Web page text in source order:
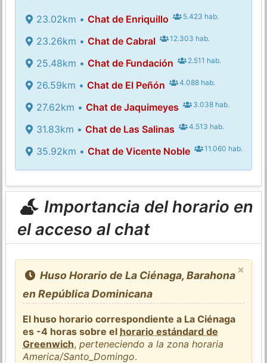
23.02km • Chat de Enriquillo 5.423 hab.
23.26km • Chat de Cabral 12.303 hab.
25.48km • Chat de Fundación 2.511 hab.
26.59km • Chat de El Peñón 4.088 hab.
27.62km • Chat de Jaquimeyes 3.038 hab.
31.83km • Chat de Las Salinas 4.513 hab.
35.92km • Chat de Vicente Noble 11.060 hab.
Importancia del horario en
el acceso al chat
×
Huso Horario de La Ciénaga, Barahona
en República Dominicana
El huso horario correspondiente a La Ciénaga
es -4 horas sobre el horario estándard de
Greenwich,perteneciendo a la zona horaria
America/Santo_Domingo.